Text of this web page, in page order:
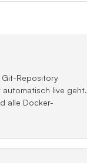
Git-Repository
live geht.
alle Docker-